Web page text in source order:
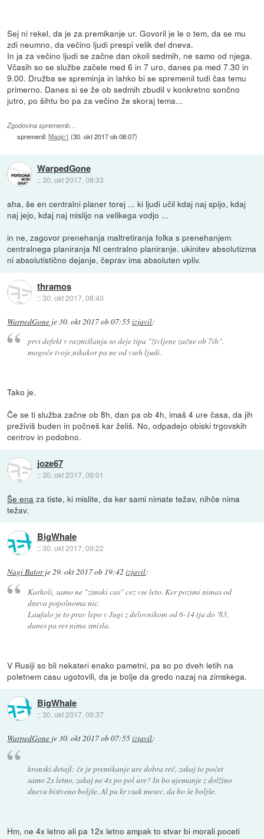
Sej ni rekel, da je za premikanje ur. Govoril je le o tem, da se mu
zdi neumno, da večino ljudi prespi velik del dneva.
In ja za večino ljudi se začne dan okoli sedmih, ne samo od njega.
Včasih so se službe začele med 6 in 7 uro, danes pa med 7.30 in
9.00. Družba se spreminja in lahko bi se spremenil tudi čas temu
primerno. Danes si se že ob sedmih zbudil v konkretno sončno
jutro, po šihtu bo pa za večino že skoraj tema...
Zgodovina sprememb…
spremenil:Magic1 (30. okt 2017 ob 08:07)
WarpedGone
::30. okt 2017, 08:33
aha, še en centralni planer torej ... ki ljudi učil kdaj naj spijo, kdaj
naj jejo, kdaj naj mislijo na velikega vodjo ...
in ne, zagovor prenehanja maltretiranja folka s prenehanjem
centralnega planiranja NI centralno planiranje. ukinitev absolutizma
ni absolutistično dejanje, čeprav ima absoluten vpliv.
thramos
::30. okt 2017, 08:40
WarpedGone je30. okt 2017 ob 07:55izjavil:
prvi defekt v razmišlanju so deje tipa "življene začne ob 7ih".
mogoče tvoje,nikakor pa ne od vseh ljudi.
Tako je.
Če se ti služba začne ob 8h, dan pa ob 4h, imaš 4 ure časa, da jih
preživiš buden in počneš kar želiš. No, odpadejo obiski trgovskih
centrov in podobno.
joze67
::30. okt 2017, 09:01
Še ena za tiste, ki mislite, da ker sami nimate težav, nihče nima
težav.
BigWhale
::30. okt 2017, 09:22
Nagi Batorje29. okt 2017 ob 19:42 izjavil:
Karkoli, samo ne "zimski cas" cez vse leto. Ker pozimi nimas od
dneva popolnoma nic.
Laufalo je to prav lepo v Jugi z delovnikom od 6-14 tja do '83,
danes pa res nima smisla.
V Rusiji so bli nekateri enako pametni, pa so po dveh letih na
poletnem casu ugotovili, da je bolje da gredo nazaj na zimskega.
BigWhale
::30. okt 2017, 09:37
WarpedGone je30. okt 2017 ob 07:55izjavil:
kronski detajl: če je premikanje ure dobra reč, zakaj to počet
samo 2x letno, zakaj ne 4x po pol ure? In bo ujemanje z dolžino
dneva bistveno boljše. Al pa kr vsak mesec, da bo še boljše.
Hm, ne 4x letno ali pa 12x letno ampak to stvar bi morali poceti